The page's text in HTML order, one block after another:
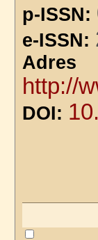
p-ISSN:
e-ISSN:
http://
DOI: